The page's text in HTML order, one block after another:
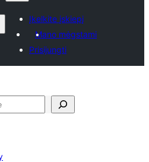
Įkelkite įskiepį
Mano mėgstami
Prisijungti